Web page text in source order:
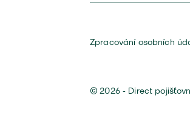
Zpracování osobních
© 2026 - Direct